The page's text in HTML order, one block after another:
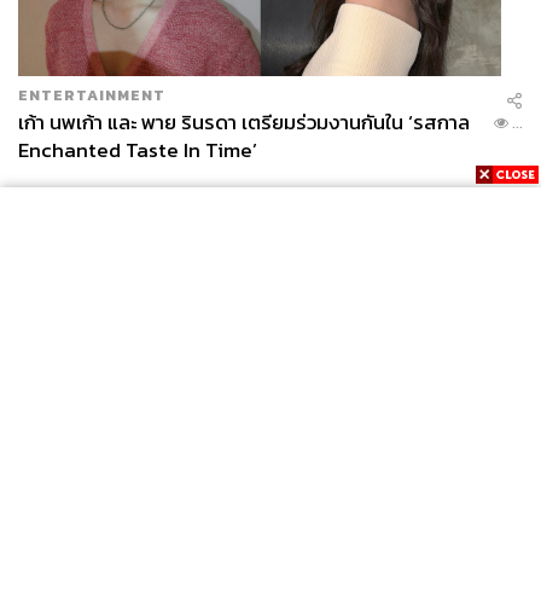
ENTERTAINMENT
เก้า นพเก้า และ พาย รินรดา เตรียมร่วมงานกันใน ‘รสกาล
Enchanted Taste In Time’
...